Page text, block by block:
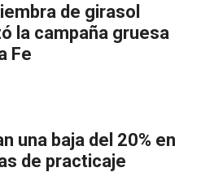
de girasol
la campaña gruesa
Fe
una baja del 20% en
de practicaje